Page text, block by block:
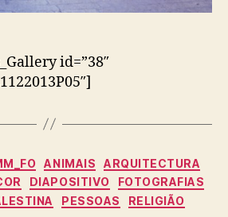
id=”38″
Categorias
ANIMAIS
ARQUITECTURA
DIAPOSITIVO
FOTOGRAFIAS
PESSOAS RELIGIÃO